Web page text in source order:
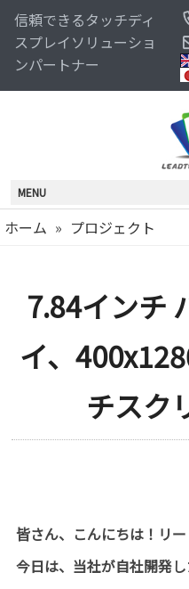
信頼できるタッチディ
スプレイソリューショ
ンパートナー
MENU
ホーム » プロジェクト
7.84インチ
イ、
チスク
皆さん、こんにちは！リ
今日は、当社が自社開発